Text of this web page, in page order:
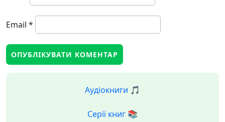
Email *
Аудіокниги 🎵
Серії книг 📚